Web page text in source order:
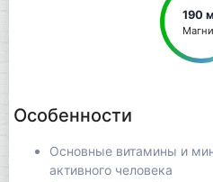
190
Особенности
Основные витамины и
активного человека